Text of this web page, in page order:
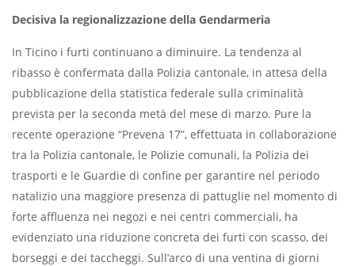
Decisiva la regionalizzazione della Gendarmeria
In Ticino i furti continuano a diminuire. La tendenza al
ribasso è confermata dalla Polizia cantonale, in attesa della
pubblicazione della statistica federale sulla criminalità
prevista per la seconda metà del mese di marzo. Pure la
recente operazione “Prevena 17”, effettuata in collaborazione
tra la Polizia cantonale, le Polizie comunali, la Polizia dei
trasporti e le Guardie di confine per garantire nel periodo
natalizio una maggiore presenza di pattuglie nel momento di
forte affluenza nei negozi e nei centri commerciali, ha
evidenziato una riduzione concreta dei furti con scasso, dei
borseggi e dei taccheggi. Sull’arco di una ventina di giorni